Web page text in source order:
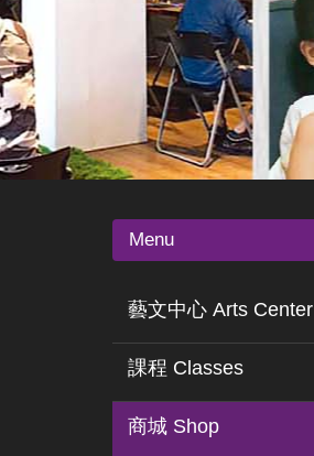
Menu
藝文中心 Arts Center
課程 Classes
商城 Shop